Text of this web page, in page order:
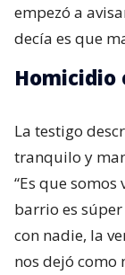
empezó a
decía es que
Homicidio
La testigo
tranquilo y
“Es que
barrio es
con nadie, la
nos dejó